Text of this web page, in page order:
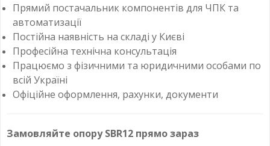
Прямий постачальник компонентів для ЧПК та
автоматизації
Постійна наявність на складі у Києві
Професійна технічна консультація
Працюємо з фізичними та юридичними особами по
всій Україні
Офіційне оформлення, рахунки, документи
Замовляйте опору SBR12 прямо зараз